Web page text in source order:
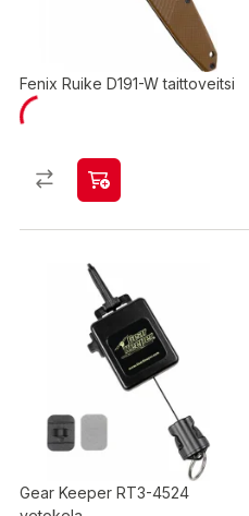
Fenix Ruike D191-W taittoveitsi
Gear Keeper RT3-4524